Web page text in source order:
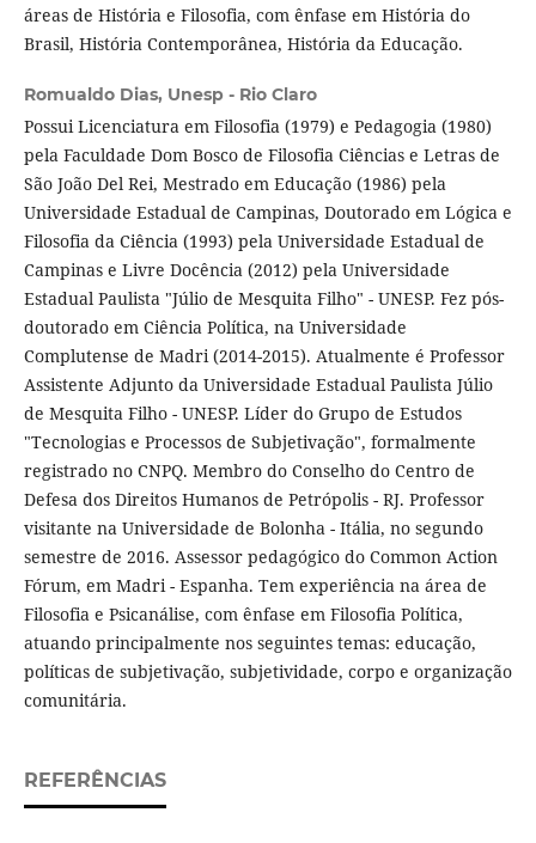
áreas de História e Filosofia, com ênfase em História do
Brasil, História Contemporânea, História da Educação.
Romualdo Dias, Unesp - Rio Claro
Possui Licenciatura em Filosofia (1979) e Pedagogia (1980)
pela Faculdade Dom Bosco de Filosofia Ciências e Letras de
São João Del Rei, Mestrado em Educação (1986) pela
Universidade Estadual de Campinas, Doutorado em Lógica e
Filosofia da Ciência (1993) pela Universidade Estadual de
Campinas e Livre Docência (2012) pela Universidade
Estadual Paulista "Júlio de Mesquita Filho" - UNESP. Fez pós-
doutorado em Ciência Política, na Universidade
Complutense de Madri (2014-2015). Atualmente é Professor
Assistente Adjunto da Universidade Estadual Paulista Júlio
de Mesquita Filho - UNESP. Líder do Grupo de Estudos
"Tecnologias e Processos de Subjetivação", formalmente
registrado no CNPQ. Membro do Conselho do Centro de
Defesa dos Direitos Humanos de Petrópolis - RJ. Professor
visitante na Universidade de Bolonha - Itália, no segundo
semestre de 2016. Assessor pedagógico do Common Action
Fórum, em Madri - Espanha. Tem experiência na área de
Filosofia e Psicanálise, com ênfase em Filosofia Política,
atuando principalmente nos seguintes temas: educação,
políticas de subjetivação, subjetividade, corpo e organização
comunitária.
REFERÊNCIAS